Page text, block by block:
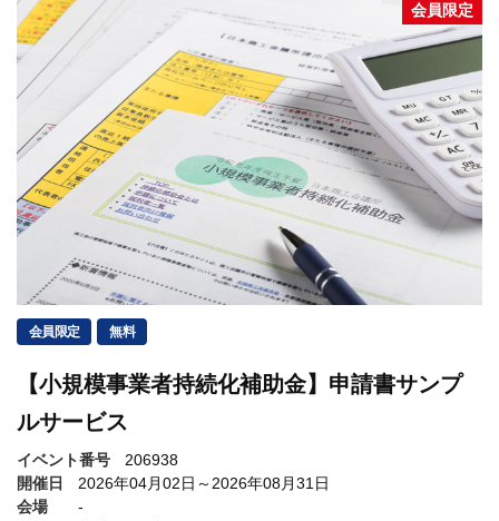
会員限定
会員限定 無料
【小規模事業者持続化補助金】申請書サンプ
ルサービス
イベント番号
206938
開催日
2026年04月02日～2026年08月31日
会場
-